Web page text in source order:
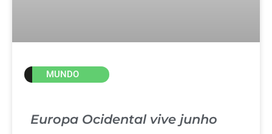
MUNDO
Europa Ocidental vive junho